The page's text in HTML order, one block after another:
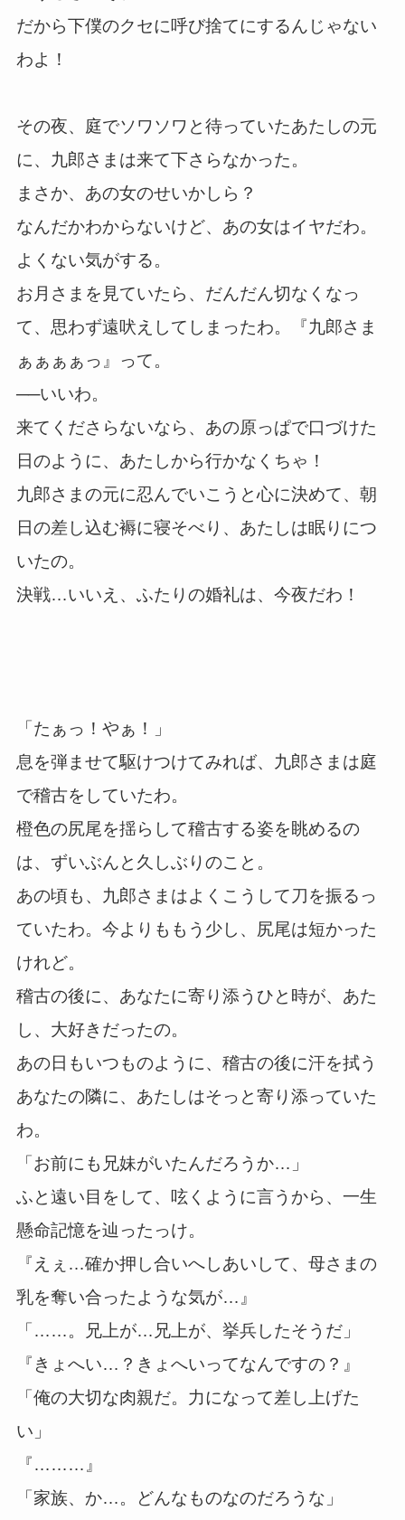
だから下僕のクセに呼び捨てにするんじゃない
わよ！
その夜、庭でソワソワと待っていたあたしの元
に、九郎さまは来て下さらなかった。
まさか、あの女のせいかしら？
なんだかわからないけど、あの女はイヤだわ。
よくない気がする。
お月さまを見ていたら、だんだん切なくなっ
て、思わず遠吠えしてしまったわ。『九郎さま
ぁぁぁぁっ』って。
──いいわ。
来てくださらないなら、あの原っぱで口づけた
日のように、あたしから行かなくちゃ！
九郎さまの元に忍んでいこうと心に決めて、朝
日の差し込む褥に寝そべり、あたしは眠りにつ
いたの。
決戦…いいえ、ふたりの婚礼は、今夜だわ！
「たぁっ！やぁ！」
息を弾ませて駆けつけてみれば、九郎さまは庭
で稽古をしていたわ。
橙色の尻尾を揺らして稽古する姿を眺めるの
は、ずいぶんと久しぶりのこと。
あの頃も、九郎さまはよくこうして刀を振るっ
ていたわ。今よりももう少し、尻尾は短かった
けれど。
稽古の後に、あなたに寄り添うひと時が、あた
し、大好きだったの。
あの日もいつものように、稽古の後に汗を拭う
あなたの隣に、あたしはそっと寄り添っていた
わ。
「お前にも兄妹がいたんだろうか…」
ふと遠い目をして、呟くように言うから、一生
懸命記憶を辿ったっけ。
『えぇ…確か押し合いへしあいして、母さまの
乳を奪い合ったような気が…』
「……。兄上が…兄上が、挙兵したそうだ」
『きょへい…？きょへいってなんですの？』
「俺の大切な肉親だ。力になって差し上げた
い」
『………』
「家族、か…。どんなものなのだろうな」